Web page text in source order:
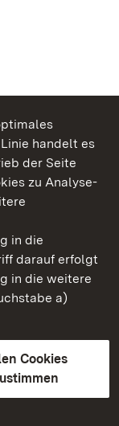
handelt es
der Seite
zu Analyse-
in die
darauf erfolgt
in die weitere
a)
Cookies
Württemberg